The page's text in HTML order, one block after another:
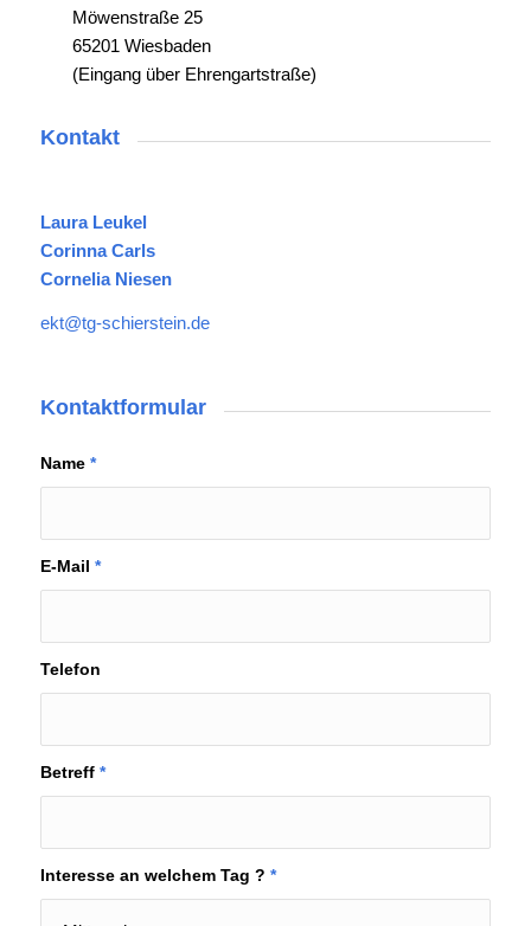
Möwenstraße 25
65201 Wiesbaden
(Eingang über Ehrengartstraße)
Kontakt
Laura Leukel
Corinna Carls
Cornelia Niesen
ekt@tg-schierstein.de
Kontaktformular
Name *
E-Mail *
Telefon
Betreff *
Interesse an welchem Tag ? *